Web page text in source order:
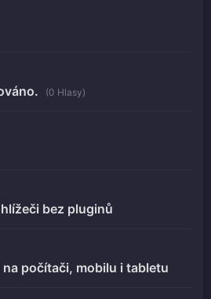
(0 Hlasy)
bez pluginů
počítači, mobilu i tabletu